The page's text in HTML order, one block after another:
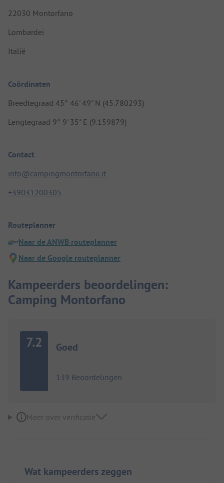
22030 Montorfano
Lombardei
Italië
Coördinaten
Breedtegraad 45° 46' 49" N (45.780293)
Lengtegraad 9° 9' 35" E (9.159879)
Contact
info@campingmontorfano.it
+39031200305
Routeplanner
Naar de ANWB routeplanner
Naar de Google routeplanner
Kampeerders beoordelingen:
Camping Montorfano
7.2 Goed
139 Beoordelingen
Meer over verificatie
Wat kampeerders zeggen